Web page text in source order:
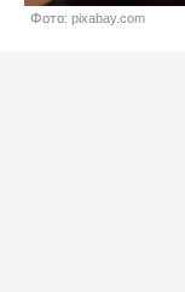
Фото: pixabay.com